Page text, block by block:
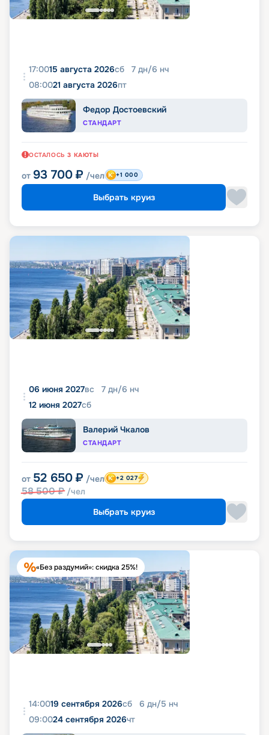
17:0015 августа 2026сб 7 дн/6 нч
08:0021 августа 2026пт
Федор Достоевский
СТАНДАРТ
ОСТАЛОСЬ 3 КАЮТЫ
от 93 700 ₽ /чел +1 000
Выбрать круиз
06 июня 2027вс 7 дн/6 нч
12 июня 2027сб
Валерий Чкалов
СТАНДАРТ
от 52 650 ₽ /чел
58 500₽ /чел
+2 027
Выбрать круиз
«Без раздумий»: скидка 25%!
14:0019 сентября 2026сб 6 дн/5 нч
09:0024 сентября 2026чт